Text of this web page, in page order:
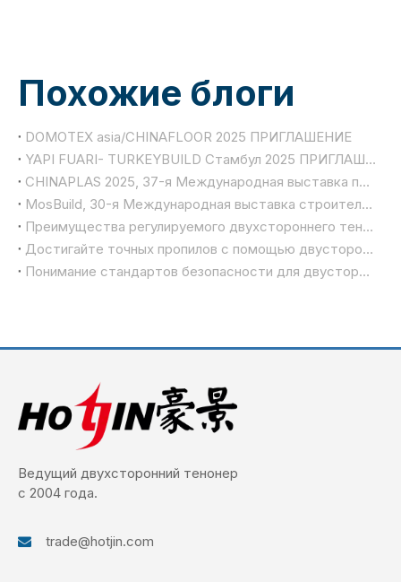
Похожие блоги
DOMOTEX asia/CHINAFLOOR 2025 ПРИГЛАШЕНИЕ
YAPI FUARI- TURKEYBUILD Стамбул 2025 ПРИГЛАШЕНИЕ
CHINAPLAS 2025, 37-я Международная выставка пластмассовой и резиновой промышленности
MosBuild, 30-я Международная выставка строительства и интерьера
Преимущества регулируемого двухстороннего тенонера
Достигайте точных пропилов с помощью двустороннего шипорезного станка
Понимание стандартов безопасности для двусторонних шипорезных станков
Ведущий двухсторонний тенонер
с 2004 года.
 trade@hotjin.com